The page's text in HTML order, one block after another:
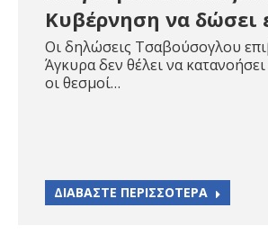
Κυβέρνηση να δώσει
Οι δηλώσεις Τσαβούσογλου
Άγκυρα δεν θέλει να
οι θεσμοί…
ΔΙΑΒΑΣΤΕ ΠΕΡΙΣΣΟΤΕΡΑ